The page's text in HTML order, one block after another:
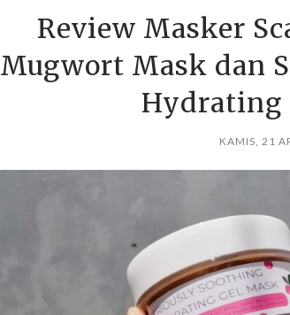
Review Masker
Mugwort Mask dan
Hydrating
KAMIS, 21